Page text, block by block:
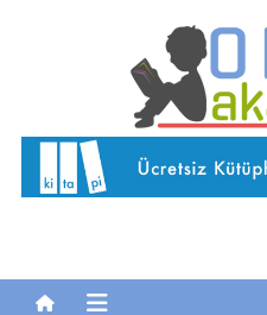
Okul Akademi
İnternetteki Okulunuz…